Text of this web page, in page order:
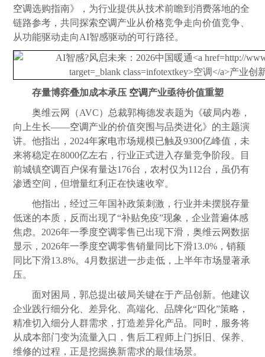
空调选购指南》，为行业提供从技术前瞻到消费落地的全
链路参考，共同探索空调产业从价格竞争走向价值竞争、
从功能驱动走向AI智感驱动的可行路径。
存量博弈叠加成本承压 空调产业亟待价值重塑
奥维云网（AVC）总裁郭梅德发表题为《破局内卷，
向上生长――空调产业的价值突围与品类进化》的主题演
讲。他指出，2024年家电市场规模已触及9300亿峰值，未
来将稳定在8000亿左右，行业正式进入存量竞争阶段。目
前城镇空调百户保有量达176台，农村仅为112台，虽仍有
渗透空间，但增量红利正在快速收窄。
他指出，经过三年国补政策刺激，行业并未摆脱存量
低迷的本质，反而出现了“补贴免疫”现象，企业普遍体感
焦虑。2026年一季度空调零售已出现下滑，奥维云网数据
显示，2026年一季度空调零售销量同比下滑13.0%，销额
同比下滑13.8%。4月数据进一步走低，上半年市场显著承
压。
面对困局，郭总提出破局关键在于产品创新。他建议
企业践行细分化、差异化、高端化、品牌化“四化”策略，
精准切入细分人群需求，打造差异化产品。同时，服务将
从成本部门变为流量入口，售后工程师上门拆旧、保养、
维修的过程，正是挖掘换新需求的最佳场景。